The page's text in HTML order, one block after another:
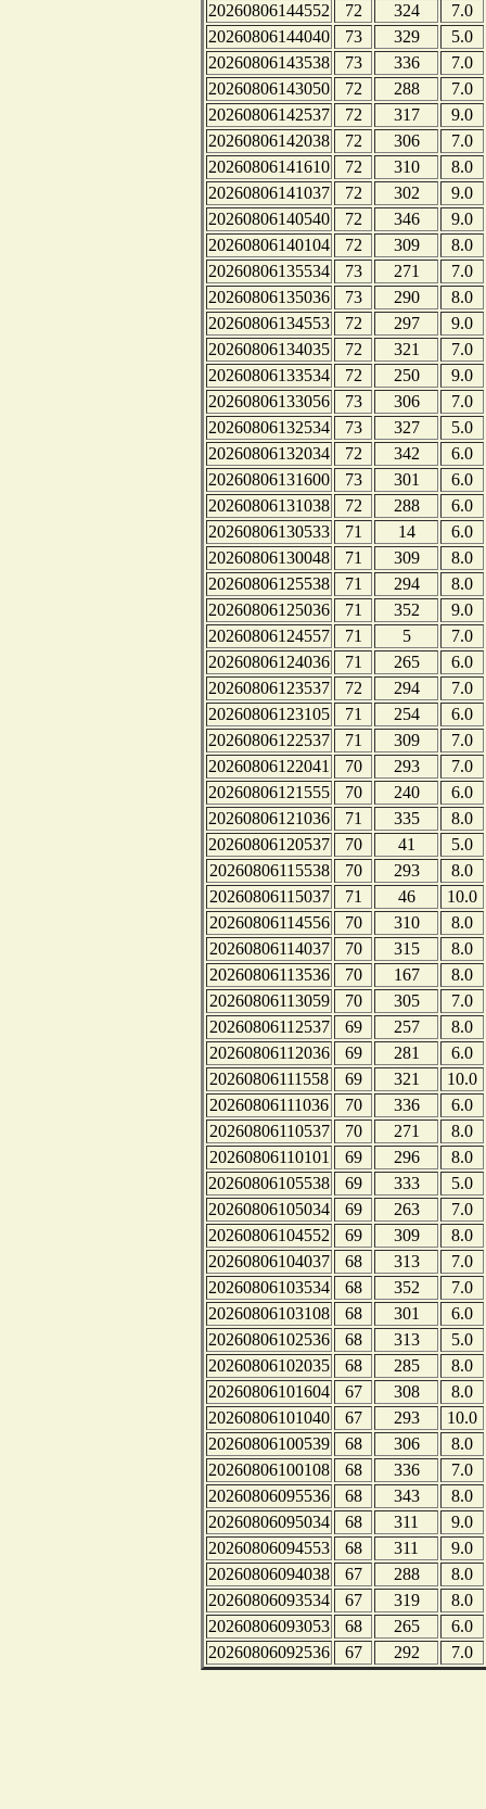
20260806144552
72 324
7.0
20260806144040
73 329
5.0
20260806143538
73 336
7.0
20260806143050
72 288
7.0
20260806142537
72 317
9.0
20260806142038
72 306
7.0
20260806141610
72 310
8.0
20260806141037
72 302
9.0
20260806140540
72 346
9.0
20260806140104
72 309
8.0
20260806135534
73 271
7.0
20260806135036
73 290
8.0
20260806134553
72 297
9.0
20260806134035
72 321
7.0
20260806133534
72 250
9.0
20260806133056
73 306
7.0
20260806132534
73 327
5.0
20260806132034
72 342
6.0
20260806131600
73 301
6.0
20260806131038
72 288
6.0
20260806130533
71 14
6.0
20260806130048
71 309
8.0
20260806125538
71 294
8.0
20260806125036
71 352
9.0
20260806124557
71 5
7.0
20260806124036
71 265
6.0
20260806123537
72 294
7.0
20260806123105
71 254
6.0
20260806122537
71 309
7.0
20260806122041
70 293
7.0
20260806121555
70 240
6.0
20260806121036
71 335
8.0
20260806120537
70 41
5.0
20260806115538
70 293
8.0
20260806115037
71 46
10.0
20260806114556
70 310
8.0
20260806114037
70 315
8.0
20260806113536
70 167
8.0
20260806113059
70 305
7.0
20260806112537
69 257
8.0
20260806112036
69 281
6.0
20260806111558
69 321
10.0
20260806111036
70 336
6.0
20260806110537
70 271
8.0
20260806110101
69 296
8.0
20260806105538
69 333
5.0
20260806105034
69 263
7.0
20260806104552
69 309
8.0
20260806104037
68 313
7.0
20260806103534
68 352
7.0
20260806103108
68 301
6.0
20260806102536
68 313
5.0
20260806102035
68 285
8.0
20260806101604
67 308
8.0
20260806101040
67 293
10.0
20260806100539
68 306
8.0
20260806100108
68 336
7.0
20260806095536
68 343
8.0
20260806095034
68 311
9.0
20260806094553
68 311
9.0
20260806094038
67 288
8.0
20260806093534
67 319
8.0
20260806093053
68 265
6.0
20260806092536
67 292 7.0